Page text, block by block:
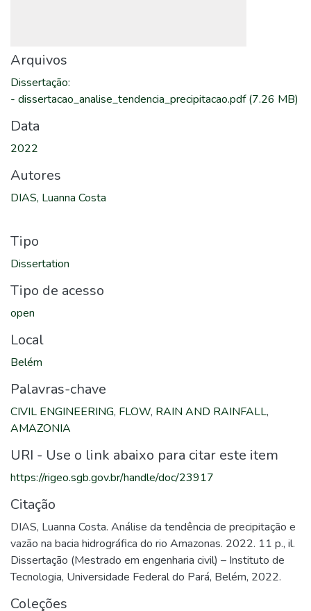
Arquivos
Dissertação:
- dissertacao_analise_tendencia_precipitacao.pdf(7.26 MB)
Data
2022
Autores
DIAS, Luanna Costa
Tipo
Dissertation
Tipo de acesso
open
Local
Belém
Palavras-chave
CIVIL ENGINEERING, FLOW, RAIN AND RAINFALL,
AMAZONIA
URI - Use o link abaixo para citar este item
https://rigeo.sgb.gov.br/handle/doc/23917
Citação
DIAS, Luanna Costa. Análise da tendência de precipitação e
vazão na bacia hidrográfica do rio Amazonas. 2022. 11 p., il.
Dissertação (Mestrado em engenharia civil) – Instituto de
Tecnologia, Universidade Federal do Pará, Belém, 2022.
Coleções